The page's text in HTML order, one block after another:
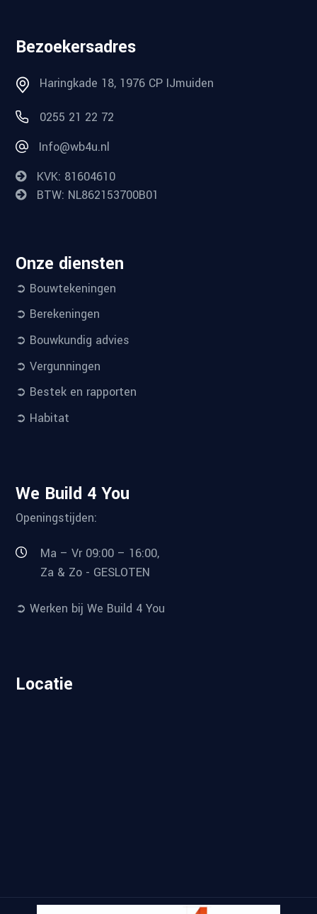
Bezoekersadres
Haringkade 18, 1976 CP IJmuiden
0255 21 22 72
Info@wb4u.nl
KVK: 81604610
BTW: NL862153700B01
Onze diensten
➲ Bouwtekeningen
➲ Berekeningen
➲ Bouwkundig advies
➲ Vergunningen
➲ Bestek en rapporten
➲ Habitat
We Build 4 You
Openingstijden:
Ma – Vr 09:00 – 16:00,
Za & Zo - GESLOTEN
➲ Werken bij We Build 4 You
Locatie